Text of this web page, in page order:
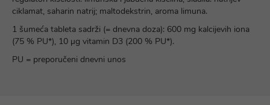
ciklamat, saharin natrij; maltodekstrin, aroma limuna.
1 šumeća tableta sadrži (= dnevna doza): 600 mg kalcijevih iona
(75 % PU*), 10 µg vitamin D3 (200 % PU*).
PU = preporučeni dnevni unos